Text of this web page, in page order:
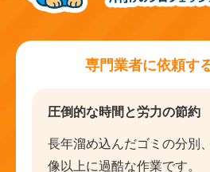
専門業者に依頼す
圧倒的な時間と労力の節約
長年溜め込んだゴミの分別
像以上に過酷な作業です。